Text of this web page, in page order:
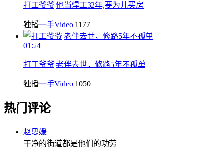
打工爷爷|他当焊工32年,要为儿买房
独播一手Video 1177
01:24
打工爷爷|老伴去世，修路5年不孤单
独播一手Video 1050
热门评论
赵思媛
干净的街道都是他们的功劳